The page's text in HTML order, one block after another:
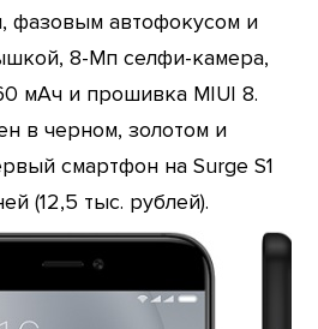
фазовым автофокусом и
8-Мп селфи-камера,
мАч и прошивка MIUI 8.
в черном, золотом и
смартфон на Surge S1
(12,5 тыс. рублей).